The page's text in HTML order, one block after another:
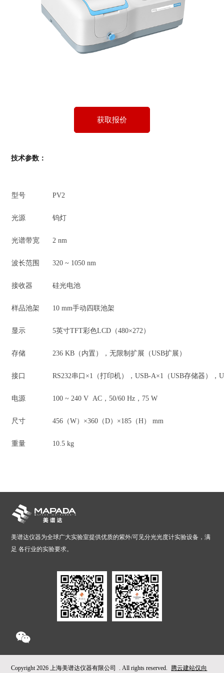
获取报价
技术参数：
型号 PV2
光源 钨灯
光谱带宽 2 nm
波长范围 320 ~ 1050 nm
接收器 硅光电池
样品池架 10 mm手动四联池架
显示 5英寸TFT彩色LCD（480×272）
存储 236 KB（内置），无限制扩展（USB扩展）
接口 RS232串口×1（打印机），USB-A×1（USB存储器），
电源 100 ~ 240 V AC，50/60 Hz，75 W
尺寸 456（W）×360（D）×185（H） mm
重量 10.5 kg
美谱达仪器为全球广大实验室提供优质的紫外/可见分光光度计实验设备，满
足 各行业的实验要求。
Copyright2026 上海美谱达仪器有限公司 . All rights reserved. 腾云建站仅向